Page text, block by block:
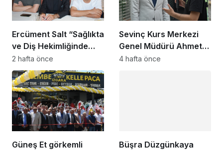
Ercüment Salt “Sağlıkta
ve Diş Hekimliğinde
Dünya Çok Önemli
Noktaya Geldi”
2 hafta önce
Sevinç Kurs Merkezi
Genel Müdürü Ahmet
Zeyrekmişoğlu
4 hafta önce
Güneş Et görkemli
Büşra Düzgünkaya